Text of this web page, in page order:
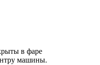
в фаре
машины.